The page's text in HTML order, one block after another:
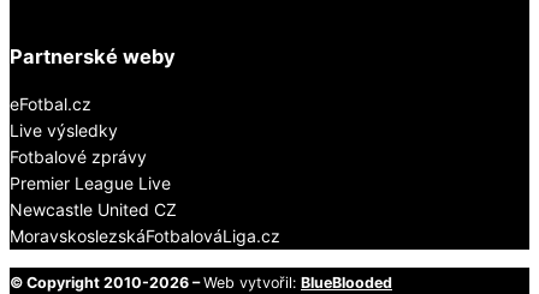
Partnerské weby
eFotbal.cz
Live výsledky
Fotbalové zprávy
Premier League Live
Newcastle United CZ
MoravskoslezskáFotbalováLiga.cz
© Copyright 2010-2026 – Web vytvořil: BlueBlooded